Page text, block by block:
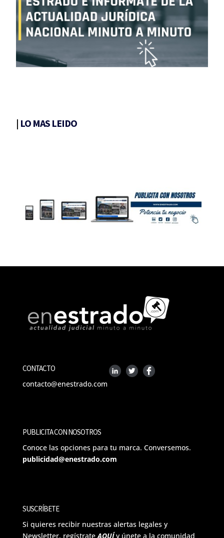
| LO MAS LEIDO
CONTACTO
contacto@enestrado.com
PUBLICITA CON NOSOTROS
Conoce las opciones para tu marca. Conversemos.
publicidad@enestrado.com
SUSCRÍBETE
Si quieres recibir nuestras alertas legales y
Newsletter, regístrateAQUÍ y únete a la comunidad